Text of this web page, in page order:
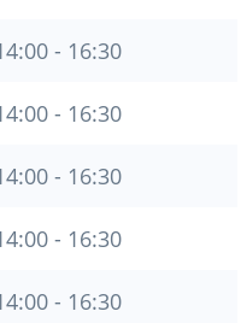
- 16:30
- 16:30
- 16:30
- 16:30
- 16:30